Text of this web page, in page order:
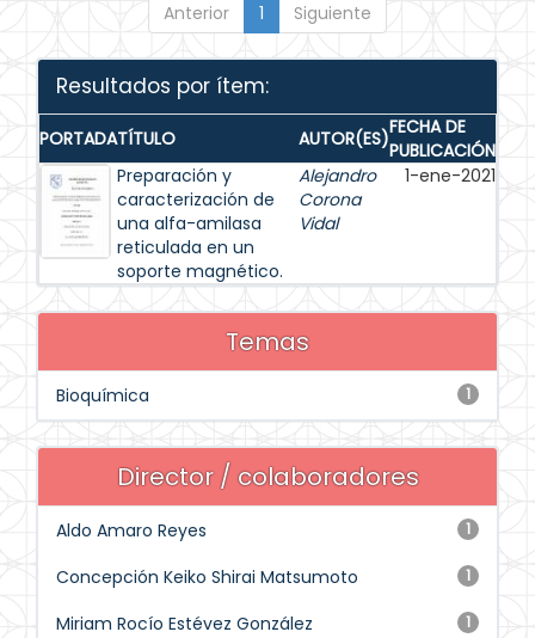
Anterior 1 Siguiente
Resultados por ítem:
PORTADATÍTULO AUTOR(ES)FECHA DE
PUBLICACIÓN
Preparación y
caracterización de
una alfa-amilasa
reticulada en un
soporte magnético.
Alejandro
Corona
Vidal
1-ene-2021
Temas
1
Bioquímica
Director / colaboradores
1
Aldo Amaro Reyes
1
Concepción Keiko Shirai Matsumoto
1
Miriam Rocío Estévez González